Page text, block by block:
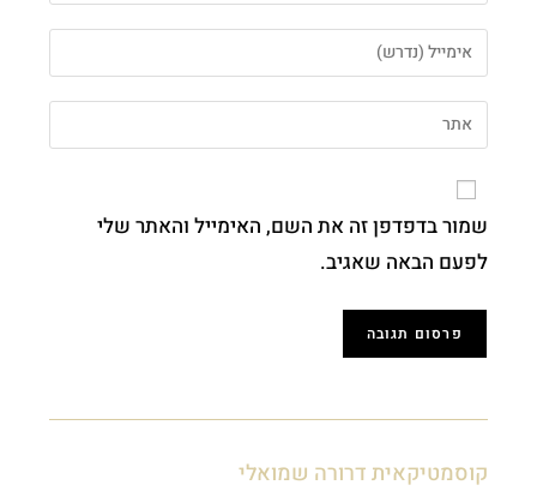
שמור בדפדפן זה את השם, האימייל והאתר שלי
לפעם הבאה שאגיב.
קוסמטיקאית דרורה שמואלי